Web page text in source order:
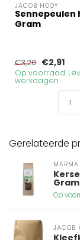
JACOB HOOY
Sennepeulen
Gram
€3,20 €2,91
Op voorraad.
werkdagen
Gerelateerde
MARMA
Gram
Op
JACOB